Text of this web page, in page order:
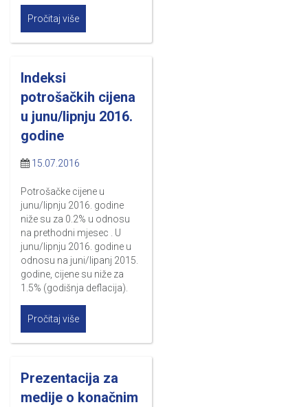
Pročitaj više
Indeksi
potrošačkih cijena
u junu/lipnju 2016.
godine
15.07.2016
Potrošačke cijene u
junu/lipnju 2016. godine
niže su za 0.2% u odnosu
na prethodni mjesec . U
junu/lipnju 2016. godine u
odnosu na juni/lipanj 2015.
godine, cijene su niže za
1.5% (godišnja deflacija).
Pročitaj više
Prezentacija za
medije o konačnim